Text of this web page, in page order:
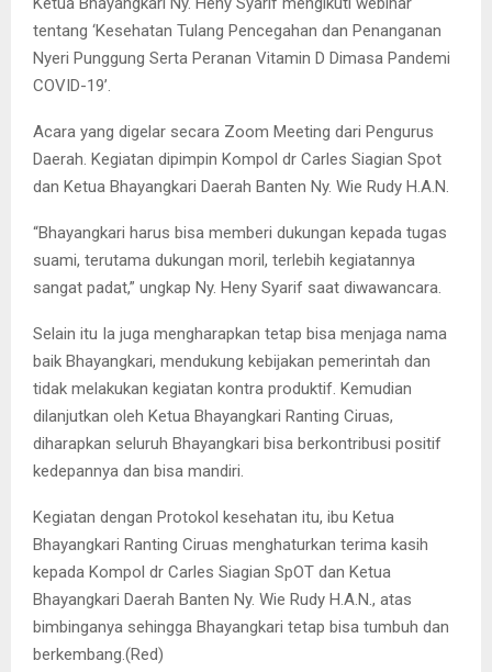
tentang ‘Kesehatan Tulang Pencegahan dan Penanganan
Nyeri Punggung Serta Peranan Vitamin D Dimasa Pandemi
COVID-19’.
Acara yang digelar secara Zoom Meeting dari Pengurus
Daerah. Kegiatan dipimpin Kompol dr Carles Siagian Spot
dan Ketua Bhayangkari Daerah Banten Ny. Wie Rudy H.A.N.
“Bhayangkari harus bisa memberi dukungan kepada tugas
suami, terutama dukungan moril, terlebih kegiatannya
sangat padat,” ungkap Ny. Heny Syarif saat diwawancara.
Selain itu Ia juga mengharapkan tetap bisa menjaga nama
baik Bhayangkari, mendukung kebijakan pemerintah dan
tidak melakukan kegiatan kontra produktif. Kemudian
dilanjutkan oleh Ketua Bhayangkari Ranting Ciruas,
diharapkan seluruh Bhayangkari bisa berkontribusi positif
kedepannya dan bisa mandiri.
Kegiatan dengan Protokol kesehatan itu, ibu Ketua
Bhayangkari Ranting Ciruas menghaturkan terima kasih
kepada Kompol dr Carles Siagian SpOT dan Ketua
Bhayangkari Daerah Banten Ny. Wie Rudy H.A.N., atas
bimbinganya sehingga Bhayangkari tetap bisa tumbuh dan
berkembang.(Red)